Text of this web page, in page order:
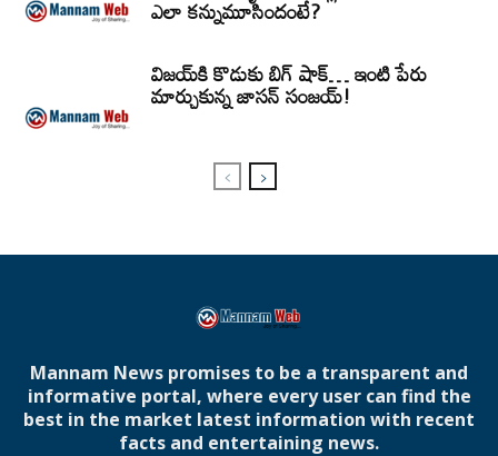
ఎలా కన్నుమూసిందంటే?
విజయ్‌కి కొడుకు బిగ్ షాక్… ఇంటి పేరు
మార్చుకున్న జాసన్ సంజయ్!
Mannam News promises to be a transparent and
informative portal, where every user can find the
best in the market latest information with recent
facts and entertaining news.